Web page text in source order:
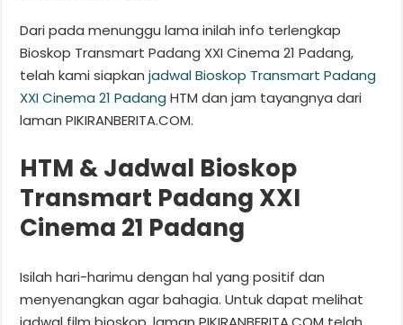
Dari pada menunggu lama inilah info terlengkap
Bioskop Transmart Padang XXI Cinema 21 Padang,
telah kami siapkanjadwal Bioskop Transmart Padang
XXI Cinema 21 Padang HTM dan jam tayangnya dari
laman PIKIRANBERITA.COM.
HTM & Jadwal Bioskop
Transmart Padang XXI
Cinema 21 Padang
Isilah hari-harimu dengan hal yang positif dan
menyenangkan agar bahagia. Untuk dapat melihat